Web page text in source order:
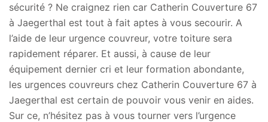
sécurité ? Ne craignez rien car Catherin Couverture 67
à Jaegerthal est tout à fait aptes à vous secourir. A
l’aide de leur urgence couvreur, votre toiture sera
rapidement réparer. Et aussi, à cause de leur
équipement dernier cri et leur formation abondante,
les urgences couvreurs chez Catherin Couverture 67 à
Jaegerthal est certain de pouvoir vous venir en aides.
Sur ce, n’hésitez pas à vous tourner vers l’urgence